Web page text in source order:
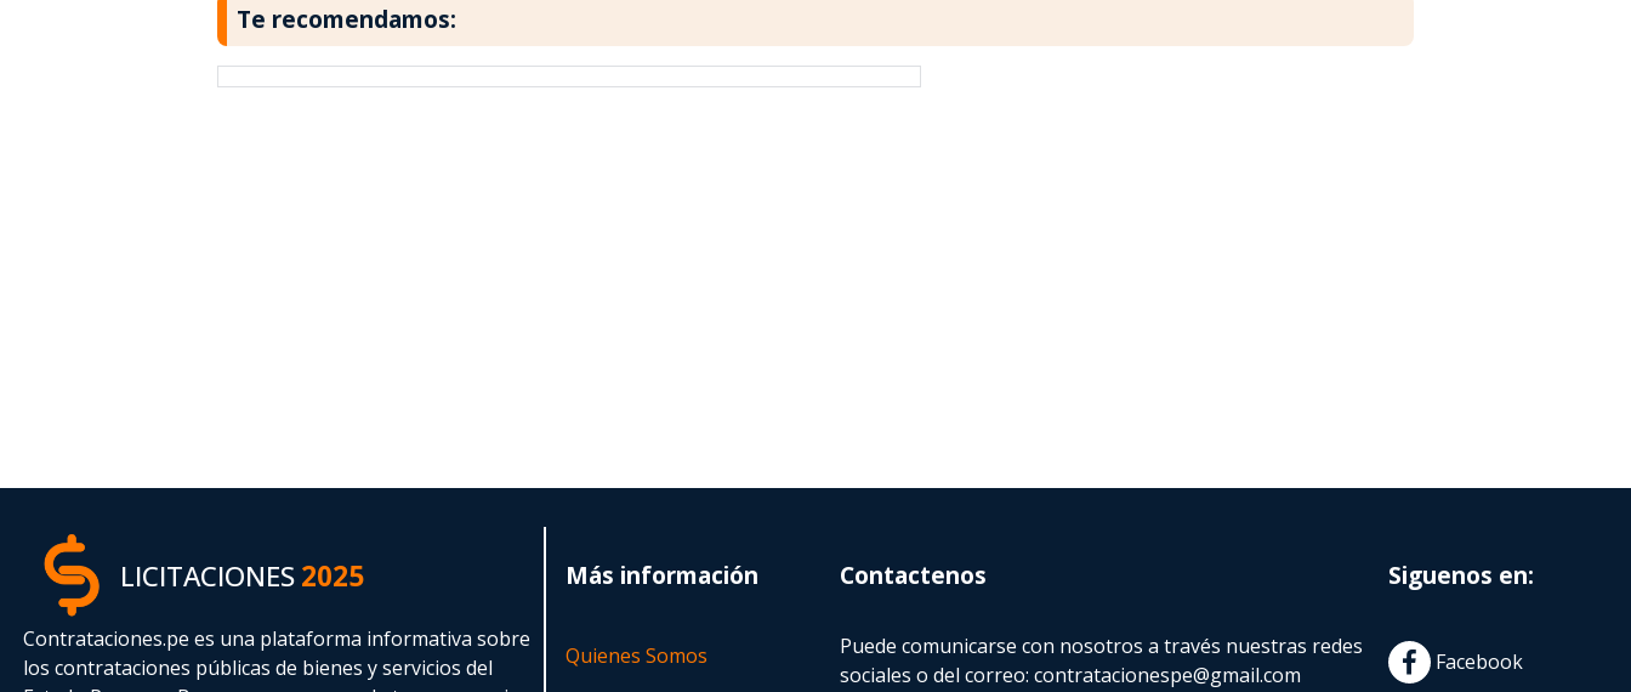
Te recomendamos:
LICITACIONES2025
Contrataciones.pe es una plataforma informativa sobre
los contrataciones públicas de bienes y servicios del
Más información
Quienes Somos
Contactenos
Puede comunicarse con nosotros a través nuestras redes
sociales o del correo:contratacionespe@gmail.com
Siguenos en:
Facebook